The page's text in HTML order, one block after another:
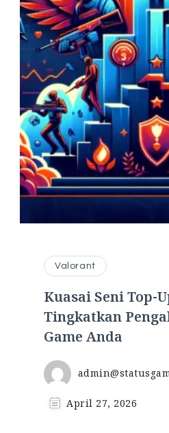
Valorant
Kuasai Seni Top-
Tingkatkan
Game Anda
April 27, 2026